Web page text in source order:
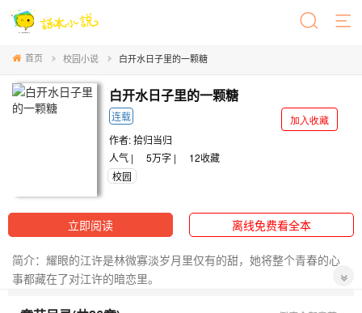
首页 校园小说 白开水日子里的一颗糖
白开水日子里的一颗糖
连载
加入收藏
作者:拾归当归
人气 |
5万字 | 12收藏
校园
立即阅读 离线免费看全本
简介：耀眼的江许是林微寡淡岁月里仅有的甜，她将整个青春的心
事都藏在了对江许的暗恋里。